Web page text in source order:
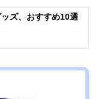
ズ、おすすめ10選